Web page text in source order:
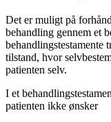
Det er muligt på
behandling gennem et
behandlingstestamente
tilstand, hvor
patienten selv.
I et
patienten ikke ønsker